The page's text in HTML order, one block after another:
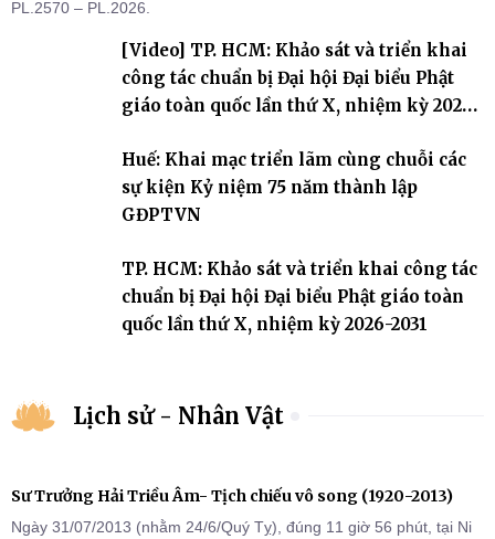
PL.2570 – PL.2026.
[Video] TP. HCM: Khảo sát và triển khai
công tác chuẩn bị Đại hội Đại biểu Phật
giáo toàn quốc lần thứ X, nhiệm kỳ 2026-
Huế: Khai mạc triển lãm cùng chuỗi các
sự kiện Kỷ niệm 75 năm thành lập
GĐPTVN
TP. HCM: Khảo sát và triển khai công tác
chuẩn bị Đại hội Đại biểu Phật giáo toàn
quốc lần thứ X, nhiệm kỳ 2026-2031
Lịch sử - Nhân Vật
Sư Trưởng Hải Triều Âm- Tịch chiếu vô song (1920-2013)
Ngày 31/07/2013 (nhằm 24/6/Quý Tỵ), đúng 11 giờ 56 phút, tại Ni